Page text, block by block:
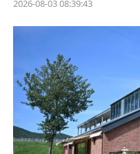
2026-08-03 08:39:43